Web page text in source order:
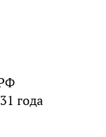
года